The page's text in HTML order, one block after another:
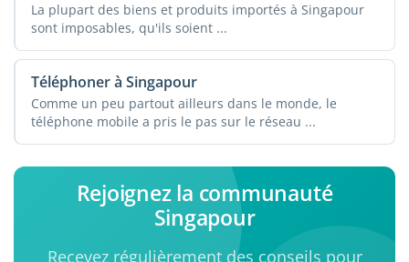
La plupart des biens et produits importés à Singapour
sont imposables, qu'ils soient ...
Téléphoner à Singapour
Comme un peu partout ailleurs dans le monde, le
téléphone mobile a pris le pas sur le réseau ...
Rejoignez la communauté
Singapour
Recevez régulièrement des conseils pour